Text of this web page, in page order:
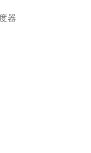
器